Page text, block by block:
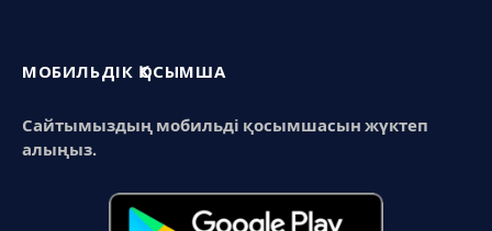
МОБИЛЬДІК ҚОСЫМША
Сайтымыздың мобильді қосымшасын жүктеп
алыңыз.